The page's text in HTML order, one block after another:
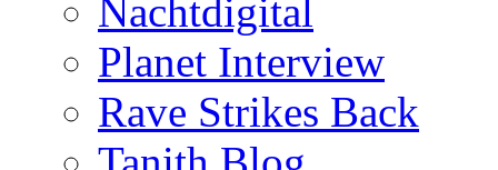
Nachtdigital
Planet Interview
Rave Strikes Back